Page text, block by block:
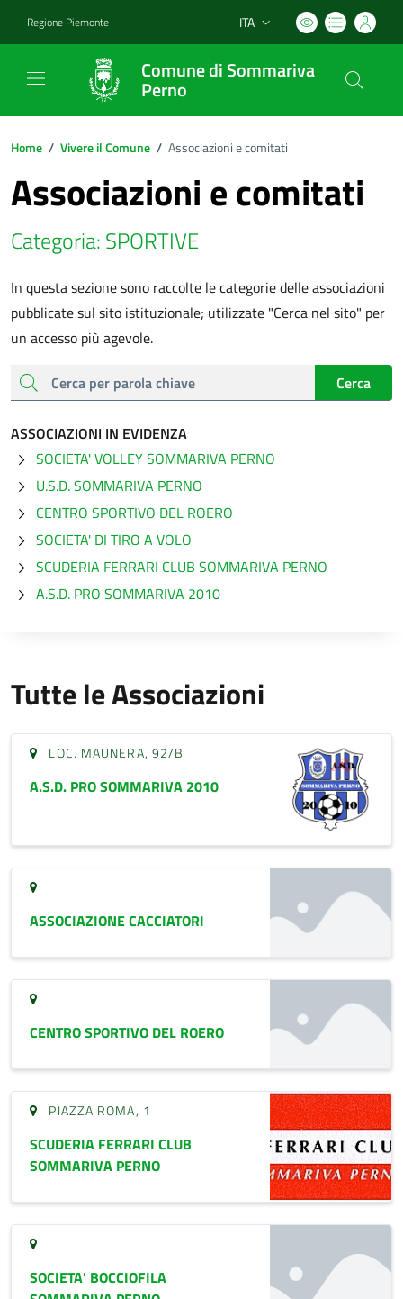
Regione Piemonte Lingua attiva:
ITA
Comune di Sommariva
Perno
Home / Vivere il Comune / Associazioni e comitati
Associazioni e comitati
Categoria: SPORTIVE
In questa sezione sono raccolte le categorie delle associazioni
pubblicate sul sito istituzionale; utilizzate "Cerca nel sito" per
un accesso più agevole.
cerca
Cerca
ASSOCIAZIONI IN EVIDENZA
SOCIETA' VOLLEY SOMMARIVA PERNO
U.S.D. SOMMARIVA PERNO
CENTRO SPORTIVO DEL ROERO
SOCIETA' DI TIRO A VOLO
SCUDERIA FERRARI CLUB SOMMARIVA PERNO
A.S.D. PRO SOMMARIVA 2010
Tutte le Associazioni
LOC. MAUNERA, 92/B
A.S.D. PRO SOMMARIVA 2010
ASSOCIAZIONE CACCIATORI
CENTRO SPORTIVO DEL ROERO
PIAZZA ROMA, 1
SCUDERIA FERRARI CLUB
SOMMARIVA PERNO
SOCIETA' BOCCIOFILA